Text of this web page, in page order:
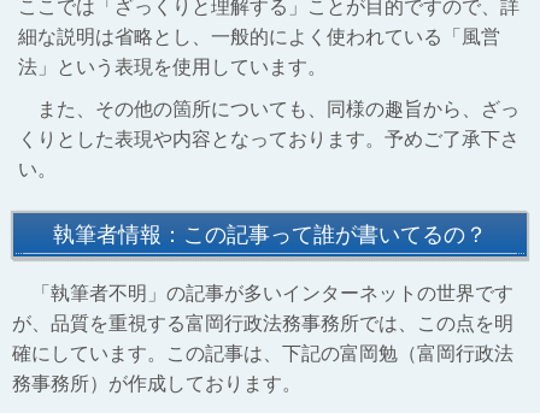
ここでは「ざっくりと理解する」ことが目的ですので、詳
細な説明は省略とし、一般的によく使われている「風営
法」という表現を使用しています。
また、その他の箇所についても、同様の趣旨から、ざっ
くりとした表現や内容となっております。予めご了承下さ
い。
執筆者情報：この記事って誰が書いてるの？
「執筆者不明」の記事が多いインターネットの世界です
が、品質を重視する富岡行政法務事務所では、この点を明
確にしています。この記事は、下記の富岡勉（富岡行政法
務事務所）が作成しております。